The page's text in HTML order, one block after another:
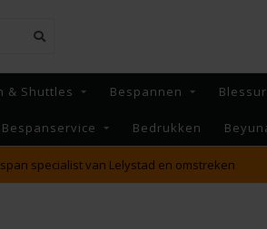
& Shuttles Bespannen
Bespanservice Bedrukken
t/m VRIJDAG voor 16:00 besteld,
verzonden!*